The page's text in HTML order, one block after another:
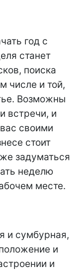
год с
станет
поиска
числе и той,
Возможны
встречи, и
своими
стоит
задуматься
неделю
месте.
и сумбурная,
и
и